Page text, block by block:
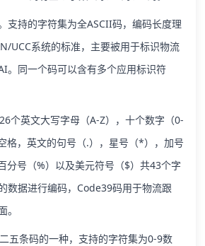
支持的字符集为全ASCII码，编码长度理
UCC系统的标准，主要被用于标识物流
。同一个码可以含有多个应用标识符
个英文大写字母（A-Z），十个数字（0-
格，英文的句号（.），星号（*），加号
分号（%）以及美元符号（$）共43个字
数据进行编码，Code39码用于物流跟
五条码的一种，支持的字符集为0-9数